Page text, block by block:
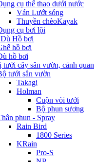
cụ thể thao dưới nước
Ván Lướt sóng
Thuyền chèoKayak
cụ bơi lội
Hồ bơi
hồ bơi
hồ bơi
tưới cây sân vườn, cảnh quan
tưới sân vườn
Takagi
Holman
Cuộn vòi tưới
Bộ phun sương
phun - Spray
Rain Bird
1800 Series
KRain
Pro-S